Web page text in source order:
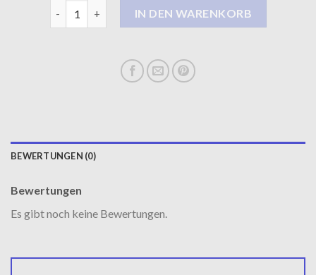
steppmantel damen MengeIN DEN WARENKORB
BEWERTUNGEN (0)
Bewertungen
Es gibt noch keine Bewertungen.